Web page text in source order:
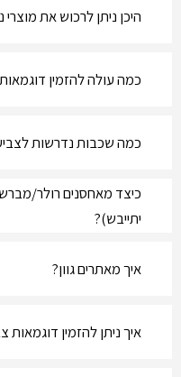
היכן ניתן לרכוש את מוצרי
כמה עולה להזמין
כמה שכבות נדרשות
כיצד מאחסנים רולר/
יתייבש)?
איך מאתרים גוון?
איך ניתן להזמין דוגמאות